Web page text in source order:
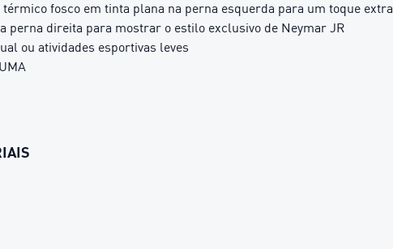
fosco em tinta plana na perna esquerda para um toque extra
perna direita para mostrar o estilo exclusivo de Neymar JR
ou atividades esportivas leves